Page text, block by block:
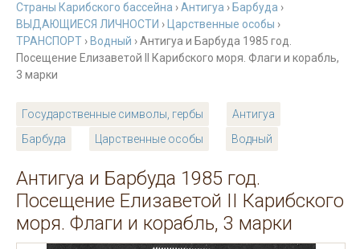
Страны Карибского бассейна ›Антигуа › Барбуда ›
ВЫДАЮЩИЕСЯ ЛИЧНОСТИ › Царственные особы ›
ТРАНСПОРТ › Водный › Антигуа и Барбуда 1985 год.
Посещение Елизаветой II Карибского моря. Флаги и корабль,
3 марки
Государственные символы, гербы
Антигуа
Барбуда
Царственные особы Водный
Антигуа и Барбуда 1985 год.
Посещение Елизаветой II Карибского
моря. Флаги и корабль, 3 марки